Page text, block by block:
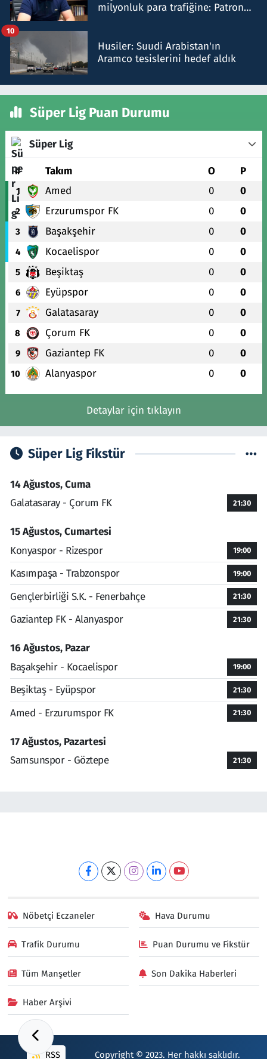
milyonluk para trafiğine: Patron
Husiler: Suudi Arabistan'ın
Aramco tesislerini hedef aldık
10
Süper Lig Puan Durumu
Süper Lig
# Takım O P
1 Amed 0 0
2 Erzurumspor FK 0 0
3 Başakşehir 0 0
4 Kocaelispor 0 0
5 Beşiktaş 0 0
6 Eyüpspor 0 0
7 Galatasaray 0 0
8 Çorum FK 0 0
9 Gaziantep FK 0 0
10 Alanyaspor 0 0
Detaylar için tıklayın
Süper Lig Fikstür
14 Ağustos, Cuma
Galatasaray - Çorum FK
21:30
15 Ağustos, Cumartesi
Konyaspor - Rizespor
19:00
Kasımpaşa - Trabzonspor 19:00
Gençlerbirliği S.K. - Fenerbahçe 21:30
Gaziantep FK - Alanyaspor 21:30
16 Ağustos, Pazar
Başakşehir - Kocaelispor
19:00
Beşiktaş - Eyüpspor 21:30
Amed - Erzurumspor FK 21:30
17 Ağustos, Pazartesi
Samsunspor - Göztepe
21:30
Nöbetçi Eczaneler Hava Durumu
Trafik Durumu Puan Durumu ve Fikstür
Tüm Manşetler Son Dakika Haberleri
Haber Arşivi
RSS Copyright © 2023. Her hakkı saklıdır.